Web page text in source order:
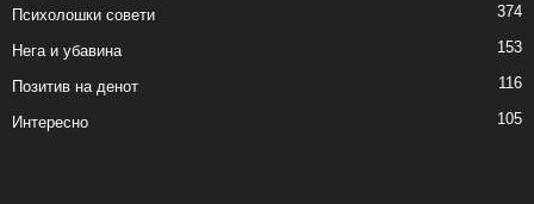
Психолошки совети 374
Нега и убавина 153
Позитив на денот 116
Интересно 105